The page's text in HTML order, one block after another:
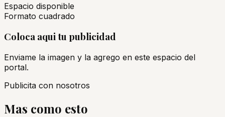
Espacio disponible
Formato cuadrado
Coloca aqui tu publicidad
Enviame la imagen y la agrego en este espacio del
portal.
Publicita con nosotros
Mas como esto